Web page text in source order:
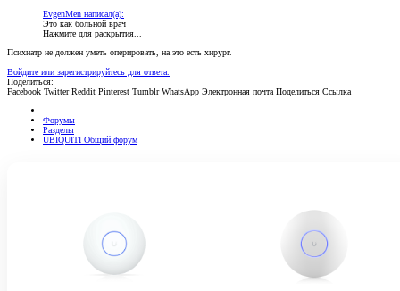
EvgenMen написал(а):
Это как больной врач
Нажмите для раскрытия...
Психиатр не должен уметь оперировать, на это есть хирург.
Войдите или зарегистрируйтесь для ответа.
Поделиться:
Facebook Twitter Reddit Pinterest Tumblr WhatsApp Электронная почта Поделиться Ссылка
Форумы
Разделы
UBIQUITI Общий форум